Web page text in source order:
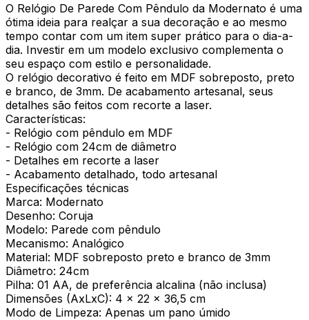
O Relógio De Parede Com Pêndulo da Modernato é uma
ótima ideia para realçar a sua decoração e ao mesmo
tempo contar com um item super prático para o dia-a-
dia. Investir em um modelo exclusivo complementa o
seu espaço com estilo e personalidade.
O relógio decorativo é feito em MDF sobreposto, preto
e branco, de 3mm. De acabamento artesanal, seus
detalhes são feitos com recorte a laser.
Características:
- Relógio com pêndulo em MDF
- Relógio com 24cm de diâmetro
- Detalhes em recorte a laser
- Acabamento detalhado, todo artesanal
Especificações técnicas
Marca: Modernato
Desenho: Coruja
Modelo: Parede com pêndulo
Mecanismo: Analógico
Material: MDF sobreposto preto e branco de 3mm
Diâmetro: 24cm
Pilha: 01 AA, de preferência alcalina (não inclusa)
Dimensões (AxLxC): 4 x 22 x 36,5 cm
Modo de Limpeza: Apenas um pano úmido